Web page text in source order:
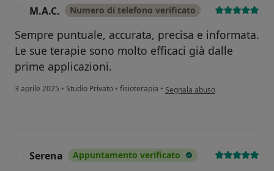
M.A.C. Numero di telefono verificato
Sempre puntuale, accurata, precisa e informata.
Le sue terapie sono molto efficaci già dalle
prime applicazioni.
3 aprile 2025 • Studio Privato • fisioterapia • secondo l'opinione dell'utente
Segnala abuso
Serena Appuntamento verificato